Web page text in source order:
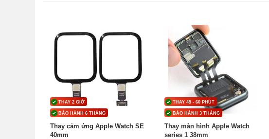
THAY 2 GIỜ
BẢO HÀNH 6 THÁNG
Thay cảm ứng Apple Watch SE
40mm
THAY 45 - 60 PHÚT
BẢO HÀNH 3 THÁNG
Thay màn hình Apple Watch
series 1 38mm